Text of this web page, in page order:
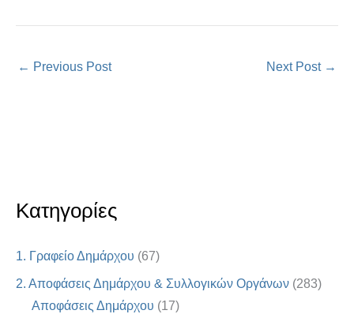
Κατηγορίες
1. Γραφείο Δημάρχου (67)
2. Αποφάσεις Δημάρχου & Συλλογικών Οργάνων (283)
Αποφάσεις Δημάρχου (17)
← Previous Post Next Post →